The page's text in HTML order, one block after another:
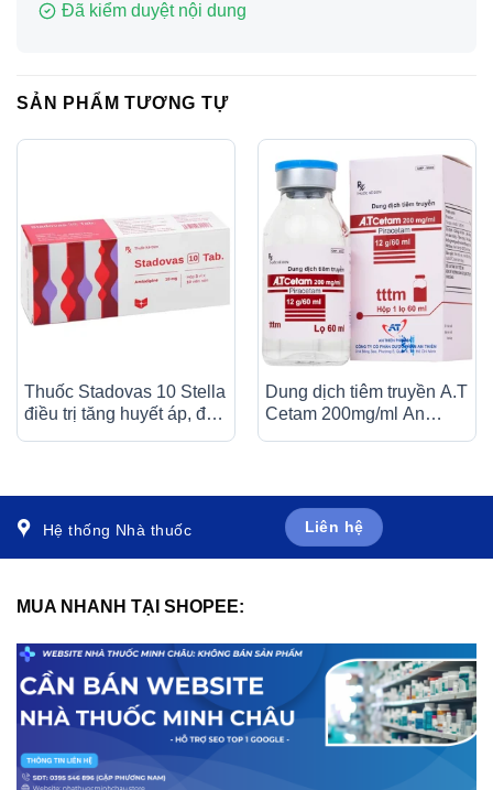
Đã kiểm duyệt nội dung
SẢN PHẨM TƯƠNG TỰ
Thuốc Stadovas 10 Stella
điều trị tăng huyết áp, đau
Dung dịch tiêm truyền A.T
Cetam 200mg/ml An
Hệ thống Nhà thuốc Liên hệ
MUA NHANH TẠI SHOPEE: